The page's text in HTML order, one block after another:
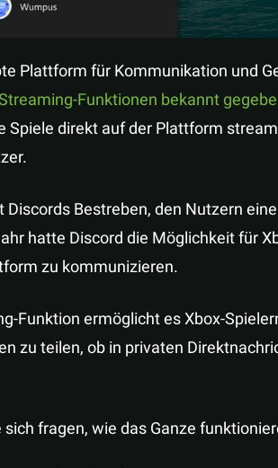
Plattform für Kommunikation und
Funktionen bekannt
Spiele direkt auf der Plattform
Discords Bestreben, den Nutzern
hatte Discord die Möglichkeit für
zu kommunizieren.
Funktion ermöglicht es Xbox-
zu teilen, ob in privaten
sich fragen, wie das Ganze